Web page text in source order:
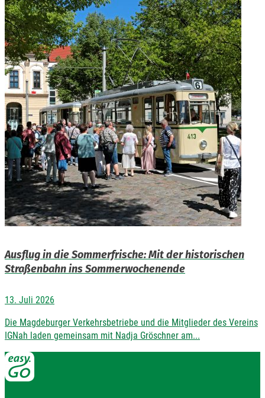
Ausflug in die Sommerfrische: Mit der historischen
Straßenbahn ins Sommerwochenende
13. Juli 2026
Die Magdeburger Verkehrsbetriebe und die Mitglieder des Vereins
IGNah laden gemeinsam mit Nadja Gröschner am...